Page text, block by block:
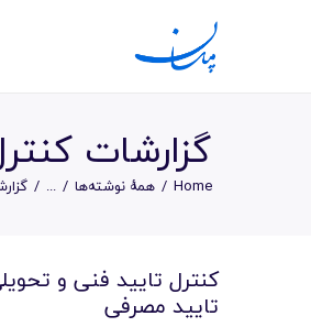
گزارشات
Home همهٔ نوشته‌ها ...
نوشته هاکنترل تایید فنی و
تایید مصرفی